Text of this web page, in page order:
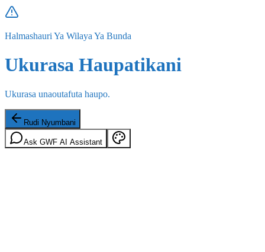
Halmashauri Ya Wilaya Ya Bunda
Ukurasa Haupatikani
Ukurasa unaoutafuta haupo.
Rudi Nyumbani
Ask GWF AI Assistant